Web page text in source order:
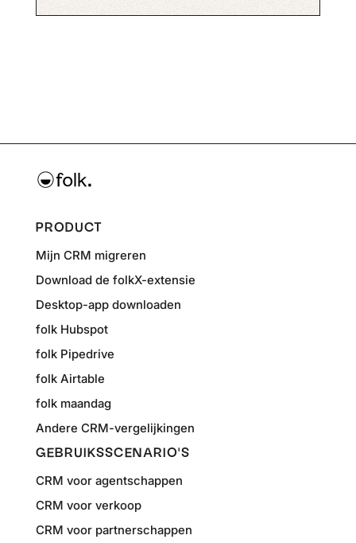
PRODUCT
Mijn CRM migreren
Download de folkX-extensie
Desktop-app downloaden
folk Hubspot
folk Pipedrive
folk Airtable
folk maandag
Andere CRM-vergelijkingen
GEBRUIKSSCENARIO'S
CRM voor agentschappen
CRM voor verkoop
CRM voor partnerschappen